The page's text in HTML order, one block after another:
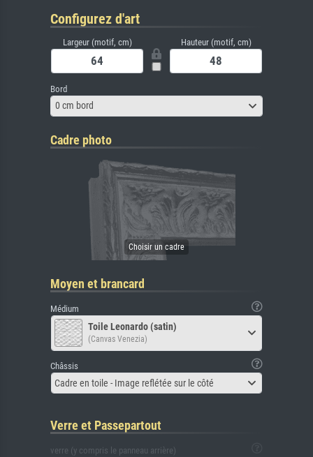
Configurez d'art
Largeur (motif, cm) Hauteur (motif, cm)
Bord
0 cm bord
Cadre photo
Moyen et brancard
Médium
Toile Leonardo (satin)
(Canvas Venezia)
Châssis
Cadre en toile - Image reflétée sur le côté
Verre et Passepartout
verre (y compris le panneau arrière)